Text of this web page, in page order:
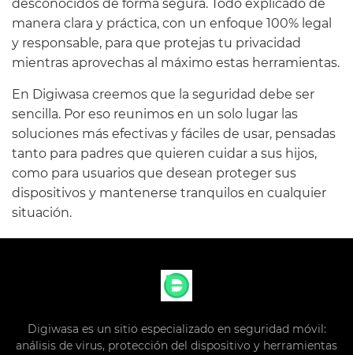
desconocidos de forma segura. Todo explicado de
manera clara y práctica, con un enfoque 100% legal
y responsable, para que protejas tu privacidad
mientras aprovechas al máximo estas herramientas.
En Digiwasa creemos que la seguridad debe ser
sencilla. Por eso reunimos en un solo lugar las
soluciones más efectivas y fáciles de usar, pensadas
tanto para padres que quieren cuidar a sus hijos,
como para usuarios que desean proteger sus
dispositivos y mantenerse tranquilos en cualquier
situación.
Digiwasa es un sitio especializado en seguridad móvil:
análisis de virus, protección del dispositivo y herramientas